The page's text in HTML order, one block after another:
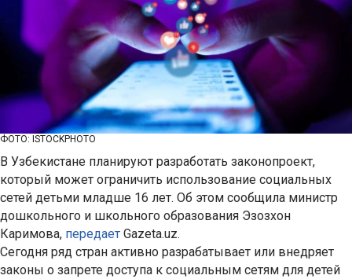
ФОТО: ISTOCKPHOTO
В Узбекистане планируют разработать законопроект,
который может ограничить использование социальных
сетей детьми младше 16 лет. Об этом сообщила министр
дошкольного и школьного образования Эзозхон
Каримова, передает Gazeta.uz.
Сегодня ряд стран активно разрабатывает или внедряет
законы о запрете доступа к социальным сетям для детей